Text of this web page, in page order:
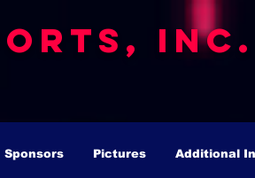
Inc.
Sponsors Pictures Additional